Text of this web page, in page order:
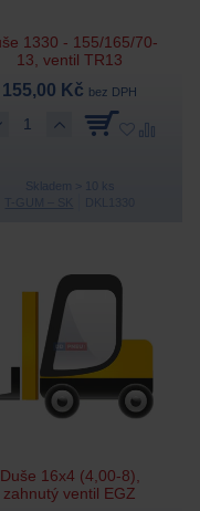
1330 - 155/165/70-
13, ventil TR13
155,00 Kč bez DPH
Skladem > 10 ks
Duše 16x4 (4,00-8),
zahnutý ventil EGZ